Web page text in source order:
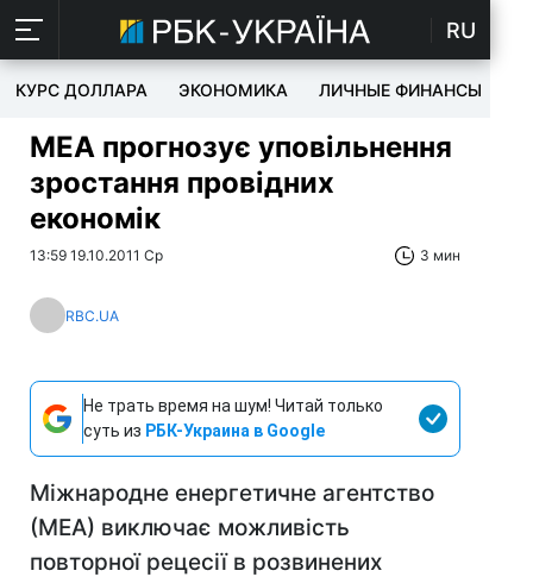
RU
КУРС ДОЛЛАРА ЭКОНОМИКА ЛИЧНЫЕ ФИНАНСЫ
МЕА прогнозує уповільнення
зростання провідних
економік
13:59 19.10.2011 Ср 3 мин
RBC.UA
Не трать время на шум! Читай только
суть из РБК-Украина в Google
Міжнародне енергетичне агентство
(МЕА) виключає можливість
повторної рецесії в розвинених